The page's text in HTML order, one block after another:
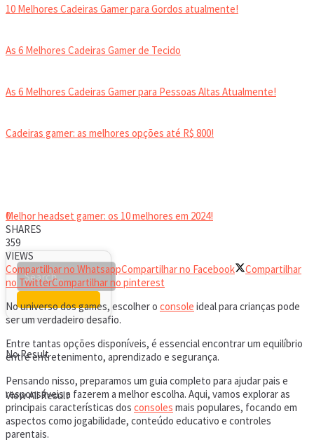
10 Melhores Cadeiras Gamer para Gordos atualmente!
As 6 Melhores Cadeiras Gamer de Tecido
As 6 Melhores Cadeiras Gamer para Pessoas Altas Atualmente!
Cadeiras gamer: as melhores opções até R$ 800!
Melhor headset gamer: os 10 melhores em 2024!
No Result
View All Result
0
SHARES
359
VIEWS
Compartilhar no WhatsappCompartilhar no Facebook
Compartilhar
no TwitterCompartilhar no pinterest
No universo dos games, escolher o console ideal para crianças pode
ser um verdadeiro desafio.
Entre tantas opções disponíveis, é essencial encontrar um equilíbrio
entre entretenimento, aprendizado e segurança.
Pensando nisso, preparamos um guia completo para ajudar pais e
responsáveis a fazerem a melhor escolha. Aqui, vamos explorar as
principais características dos consoles mais populares, focando em
aspectos como jogabilidade, conteúdo educativo e controles
parentais.